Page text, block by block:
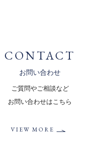
CONTACT
お問い合わせ
ご質問やご相談など
お問い合わせはこちら
VIEW MORE